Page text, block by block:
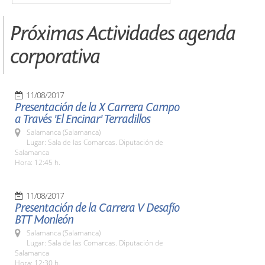
Próximas Actividades agenda
corporativa
11/08/2017
Presentación de la X Carrera Campo
a Través 'El Encinar' Terradillos
Salamanca (Salamanca)
Lugar: Sala de las Comarcas. Diputación de
Salamanca
Hora: 12:45 h.
11/08/2017
Presentación de la Carrera V Desafío
BTT Monleón
Salamanca (Salamanca)
Lugar: Sala de las Comarcas. Diputación de
Salamanca
Hora: 12:30 h.